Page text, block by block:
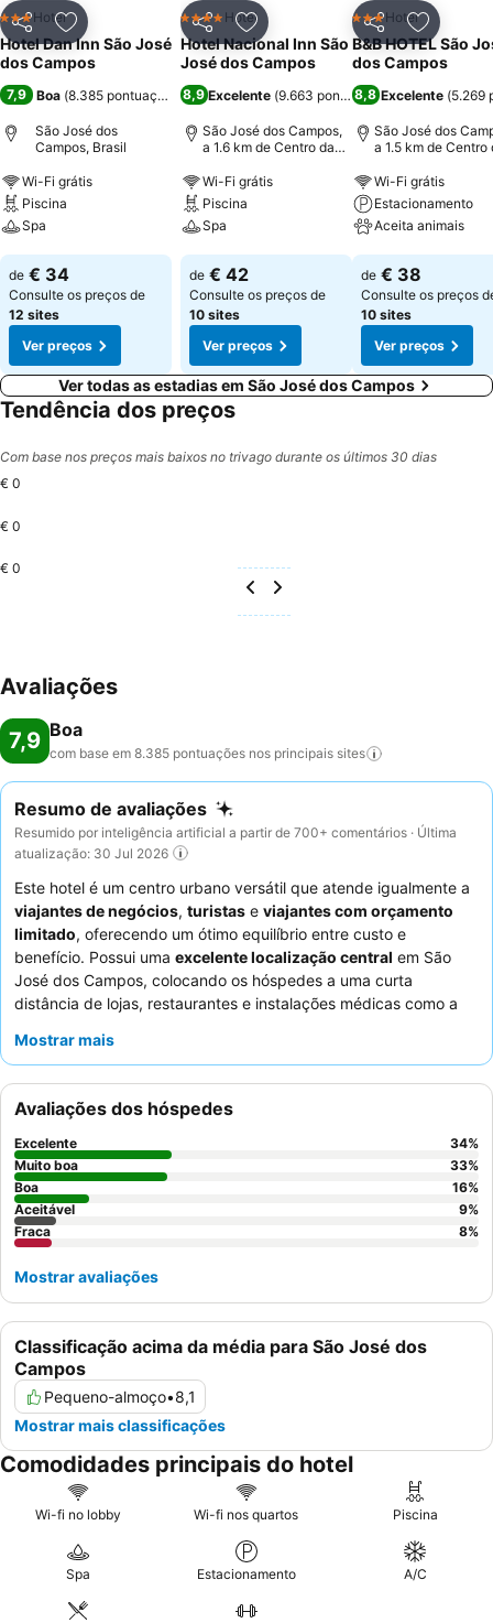
quilômetro da Catedral de São Dimas.
PartilharAdicionar aos favoritos
3 Estrelas
Hotel
Hotel Dan Inn São José
dos Campos
7,9 Boa (8.385 pontuações )
São José dos
Campos, Brasil
Wi-Fi grátis
Piscina
Spa
Ver preços
de € 34
Consulte os preços de
12 sites
Ver preços
PartilharAdicionar aos favoritos
4 EstrelasHotel
Hotel Nacional Inn São
José dos Campos
8,9 Excelente (9.663 pontuações)
São José dos Campos,
a 1.6 km de Centro da
Wi-Fi grátis
Piscina
Spa
Ver preços
de € 42
Consulte os preços de
10 sites
Ver preços
Partilhar
3 Estrelas
Hotel
B&B HOTEL São
dos Campos
8,8 Excelente (5.269
São José dos
a 1.5 km de Centro
Wi-Fi grátis
Estacionamento
Aceita animais
Ver preços
de € 38
Consulte os preços
10 sites
Ver preços
Ver todas as estadias em São José dos Campos
Tendência dos preços
Com base nos preços mais baixos no trivago durante os últimos 30 dias
€ 0
€ 0
€ 0
Avaliações
7,9 Boa
com base em 8.385 pontuações nos principais sites
Resumo de avaliações
Resumido por inteligência artificial a partir de 700+ comentários · Última
atualização: 30 Jul 2026
Este hotel é um centro urbano versátil que atende igualmente a
viajantes de negócios, turistas e viajantes com orçamento
limitado, oferecendo um ótimo equilíbrio entre custo e
benefício. Possui uma excelente localização central em São
José dos Campos, colocando os hóspedes a uma curta
distância de lojas, restaurantes e instalações médicas como a
IOV. A característica de destaque é o
ampla variedade de opções. Os hóspedes destacam
consistentemente oserviço excecional
atenciosa e amigável, desde a receção ao manobrista. Para
uma estadia mais tranquila, os hóspedes devem considerar
solicitar um quarto virado para longe da rua devido ao ruído
ocasional de estabelecimentos próximos.
Mostrar mais
Classificação acima da média para São José dos
Campos
Pequeno-almoço•8,1
Mostrar mais classificações
Avaliações dos hóspedes
Excelente 34%
Muito boa
33%
Boa
16%
Aceitável
9%
Fraca
8%
Mostrar avaliações
Comodidades principais do hotel
Wi-fi no lobby Wi-fi nos quartos Piscina
Spa Estacionamento A/C